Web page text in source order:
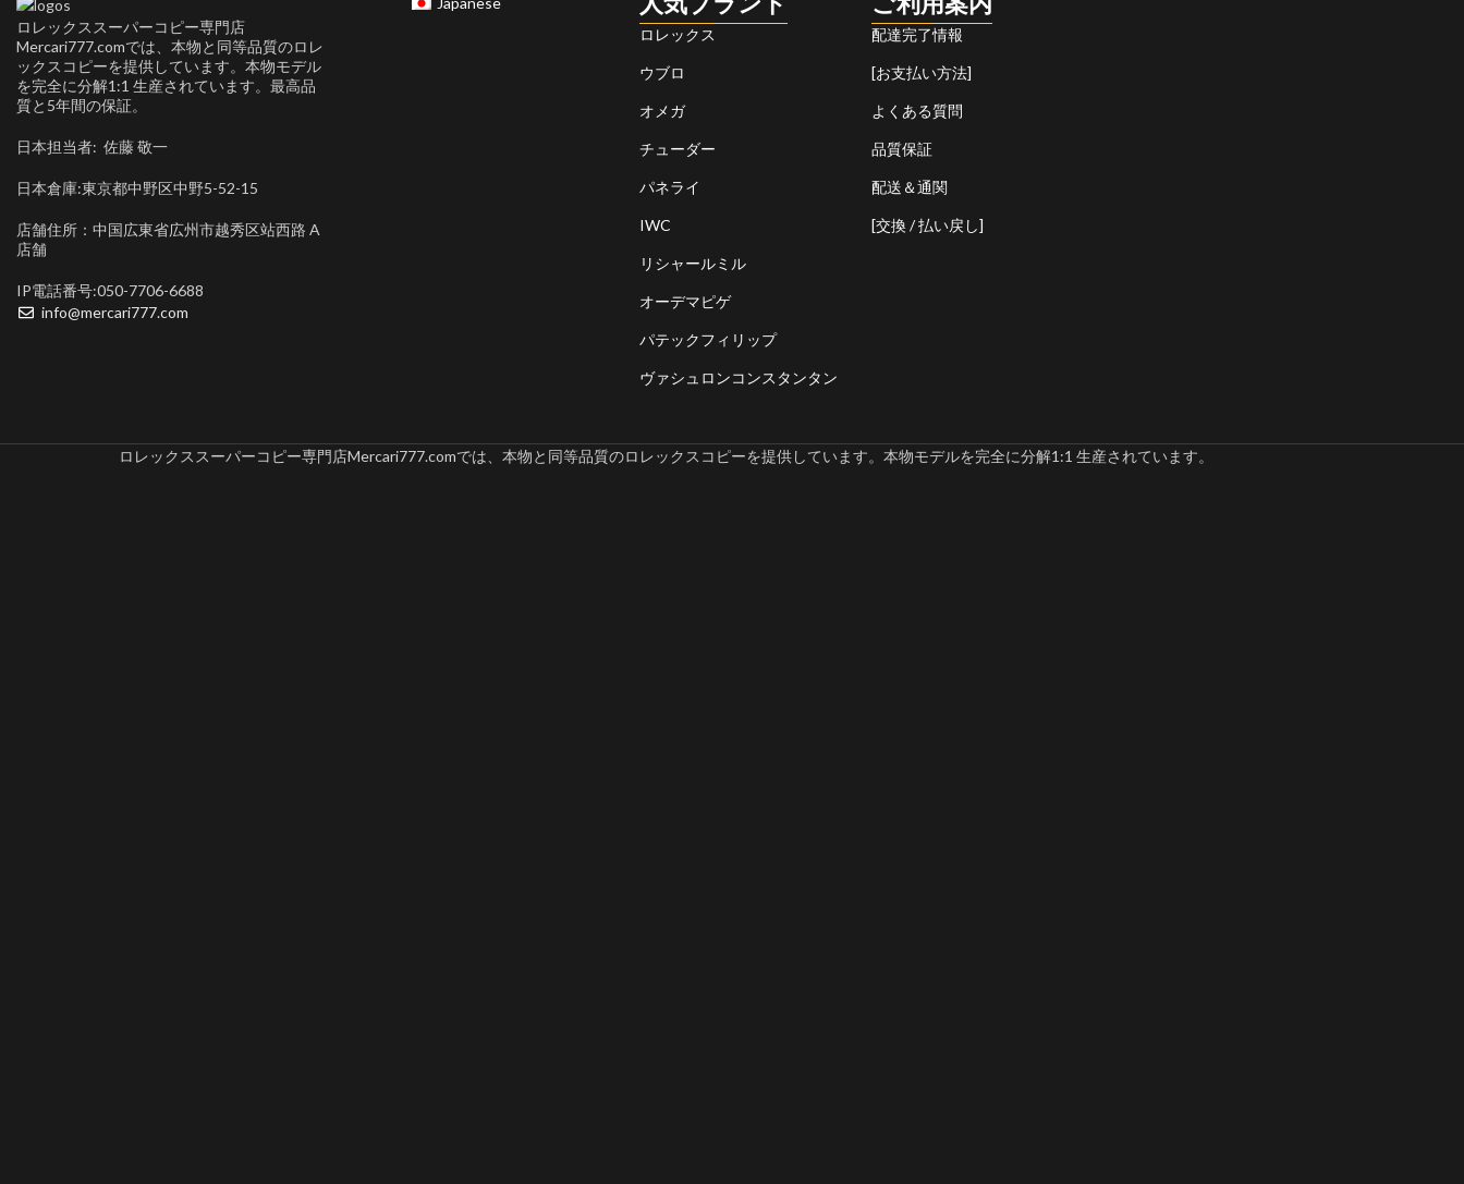
ロレックススーパーコピー専門店
Mercari777.comでは、本物と同等品質のロレ
ックスコピーを提供しています。本物モデル
を完全に分解1:1 生産されています。最高品
質と5年間の保証。
日本担当者: 佐藤 敬一
日本倉庫:東京都中野区中野5-52-15
店舗住所：中国広東省広州市越秀区站西路 A
店舗
IP電話番号:050-7706-6688
info@mercari777.com
ロレックス
ウブロ
オメガ
チューダー
パネライ
IWC
リシャールミル
オーデマピゲ
パテックフィリップ
ヴァシュロンコンスタンタン
配達完了情報
[お支払い方法]
よくある質問
品質保証
配送＆通関
[交換 / 払い戻し]
ロレックススーパーコピー専門店Mercari777.comでは、本物と同等品質のロレックスコピーを提供しています。本物モデルを完全に分解1:1 生産されています。